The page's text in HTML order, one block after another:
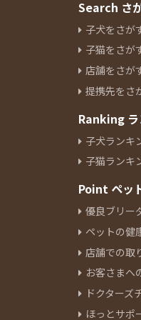
Search さ
子犬をさが
子猫をさが
店舗をさが
提携先をさ
Ranking ラ
子犬ランキ
子猫ランキ
Point ペッ
優良ブリー
ペットの健
店舗での取
お客さまへ
ドクターズ
ほっとサポ